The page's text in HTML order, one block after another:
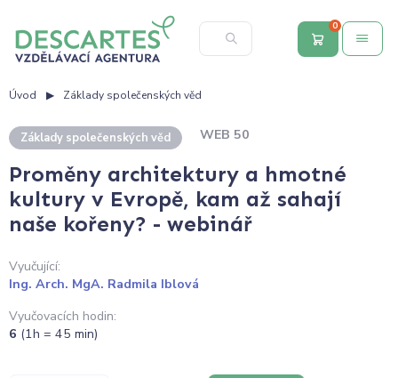
0
Úvod Základy společenských věd
Základy společenských věd WEB 50
Proměny architektury a hmotné
kultury v Evropě, kam až sahají
naše kořeny? - webinář
Vyučující:
Ing. Arch. MgA. Radmila Iblová
Vyučovacích hodin:
6 (1h = 45 min)